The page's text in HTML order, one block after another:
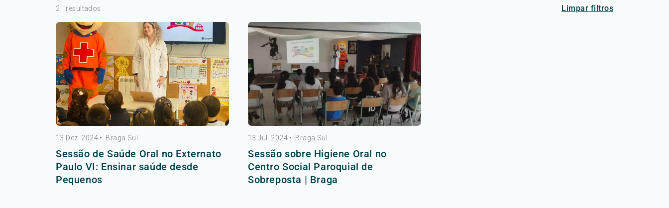
2 resultados Limpar filtros
13 Dez. 2024 • Braga Sul
Sessão de Saúde Oral no Externato
Paulo VI: Ensinar saúde desde
Pequenos
13 Jul. 2024 • Braga Sul
Sessão sobre Higiene Oral no
Centro Social Paroquial de
Sobreposta | Braga